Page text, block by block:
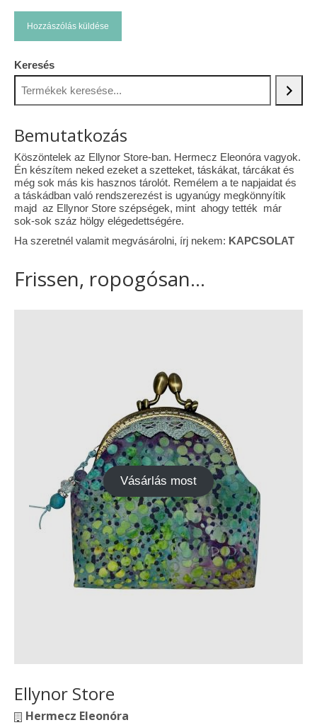
Keresés
Bemutatkozás
Köszöntelek az Ellynor Store-ban. Hermecz Eleonóra vagyok.
Én készítem neked ezeket a szetteket, táskákat, tárcákat és
még sok más kis hasznos tárolót. Remélem a te napjaidat és
a táskádban való rendszerezést is ugyanúgy megkönnyítik
majd az Ellynor Store szépségek, mint ahogy tették már
sok-sok száz hölgy elégedettségére.
Ha szeretnél valamit megvásárolni, írj nekem: KAPCSOLAT
Frissen, ropogósan...
Vásárlás most
Ellynor Store
Hermecz Eleonóra